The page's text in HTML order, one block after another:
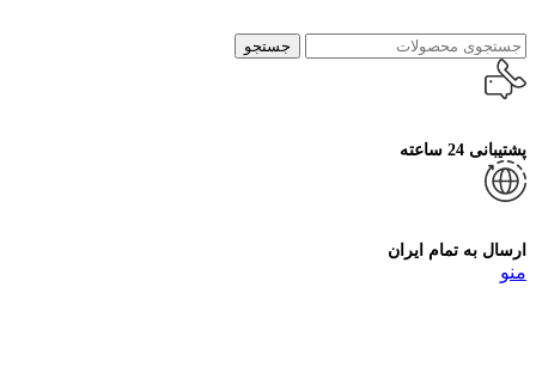
جستجو
پشتیبانی 24 ساعته
ارسال به تمام ایران
منو